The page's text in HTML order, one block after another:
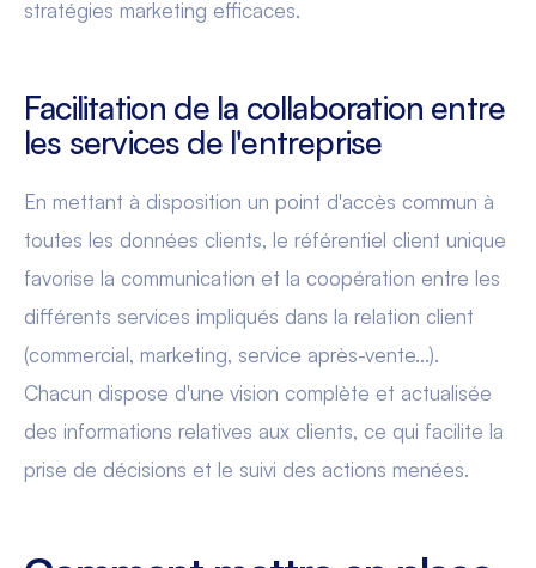
stratégies marketing efficaces.
Facilitation de la collaboration entre
les services de l'entreprise
En mettant à disposition un point d'accès commun à
toutes les données clients, le référentiel client unique
favorise la communication et la coopération entre les
différents services impliqués dans la relation client
(commercial, marketing, service après-vente...).
Chacun dispose d'une vision complète et actualisée
des informations relatives aux clients, ce qui facilite la
prise de décisions et le suivi des actions menées.